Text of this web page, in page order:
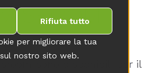
per migliorare la tua
nostro sito web.
Rifiuta tutto
sono disponibili per il